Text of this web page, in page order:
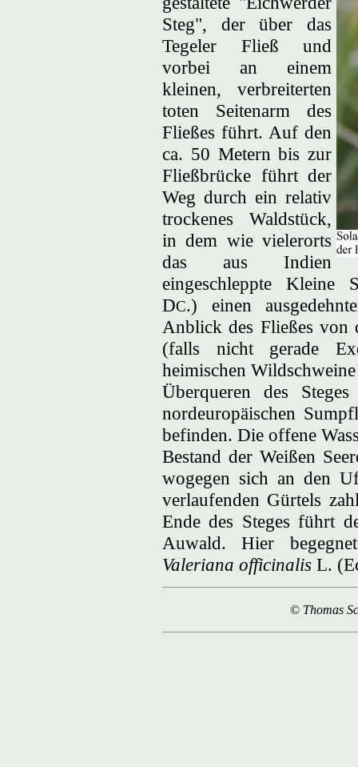
Steg", der über das
Tegeler Fließ und
vorbei an einem
kleinen, verbreiterten
toten Seitenarm des
Fließes führt. Auf den
ca. 50 Metern bis zur
Fließbrücke führt der
Weg durch ein relativ
trockenes Waldstück,
in dem wie vielerorts
das aus Indien
eingeschleppte Kleine
DC.) einen
Anblick des Fließes von
(falls nicht gerade
heimischen
Überqueren des
nordeuropäischen
befinden. Die offene
Bestand der Weißen
wogegen sich an den
verlaufenden Gürtels
Ende des Steges führt
Auwald. Hier
Valeriana officinalis L.
© Thomas